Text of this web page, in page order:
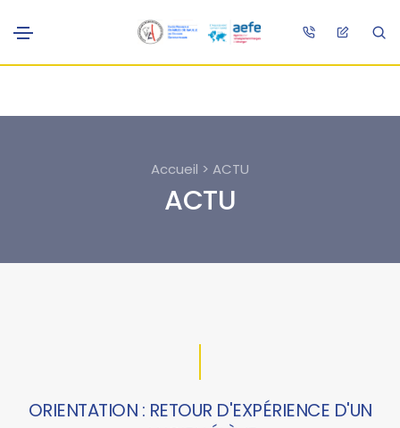
Accueil > ACTU
ACTU
ORIENTATION : RETOUR D'EXPÉRIENCE D'UN